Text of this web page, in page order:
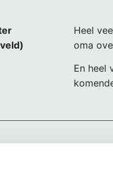
Heel
oma
En heel